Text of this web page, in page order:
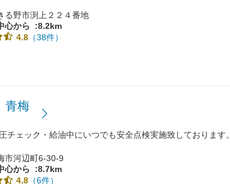
る野市渕上２２４番地
心から
:8.2km
4.8 （38件）
青梅
チェック・給油中にいつでも安全点検実施致しております。
市河辺町6-30-9
心から
:8.7km
4.8 （6件）